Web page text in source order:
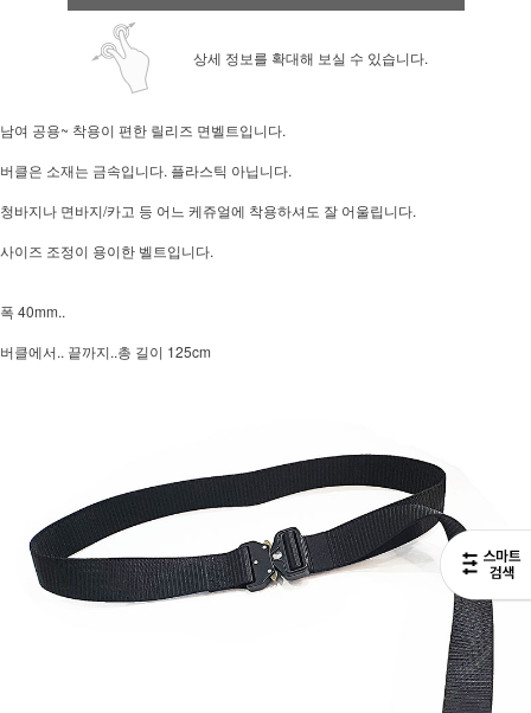
상세 정보를 확대해 보실 수 있습니다.
남여 공용~ 착용이 편한 릴리즈 면벨트입니다.
버클은 소재는 금속입니다. 플라스틱 아닙니다.
청바지나 면바지/카고 등 어느 케쥬얼에 착용하셔도 잘 어울립니다.
사이즈 조정이 용이한 벨트입니다.
폭 40mm..
버클에서.. 끝까지..총 길이 125cm